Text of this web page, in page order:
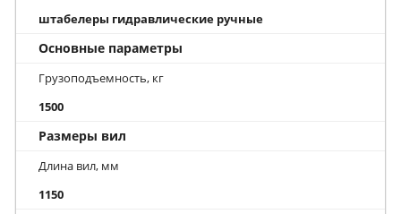
штабелеры гидравлические ручные
Основные параметры
Грузоподъемность, кг
1500
Размеры вил
Длина вил, мм
1150